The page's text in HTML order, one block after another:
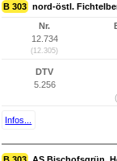
B 303 nord-östl.
Nr.
12.734
(12.305)
DTV
5.256
Infos...